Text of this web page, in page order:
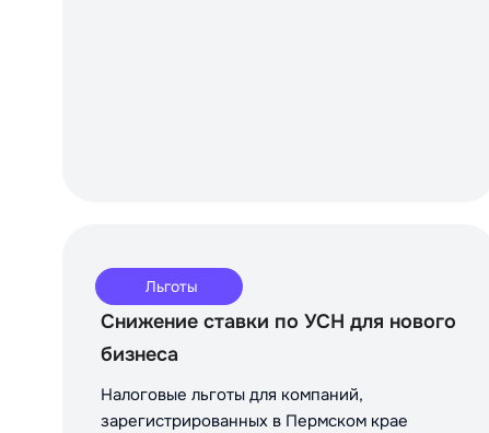
Льготы
Снижение ставки по УСН для нового
бизнеса
Налоговые льготы для компаний,
зарегистрированных в Пермском крае